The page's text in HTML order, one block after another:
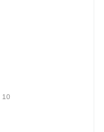
10